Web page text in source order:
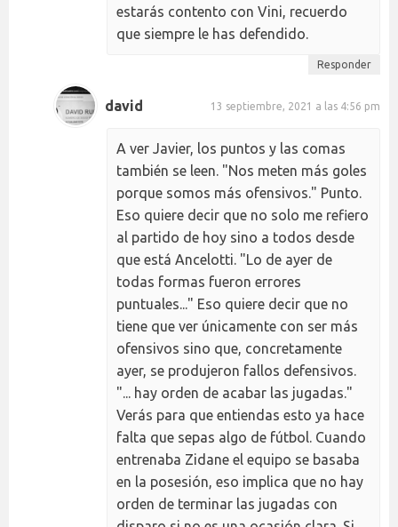
estarás contento con Vini, recuerdo
que siempre le has defendido.
Responder
david 13 septiembre, 2021 a las 4:56 pm
A ver Javier, los puntos y las comas
también se leen. "Nos meten más goles
porque somos más ofensivos." Punto.
Eso quiere decir que no solo me refiero
al partido de hoy sino a todos desde
que está Ancelotti. "Lo de ayer de
todas formas fueron errores
puntuales..." Eso quiere decir que no
tiene que ver únicamente con ser más
ofensivos sino que, concretamente
ayer, se produjeron fallos defensivos.
"... hay orden de acabar las jugadas."
Verás para que entiendas esto ya hace
falta que sepas algo de fútbol. Cuando
entrenaba Zidane el equipo se basaba
en la posesión, eso implica que no hay
orden de terminar las jugadas con